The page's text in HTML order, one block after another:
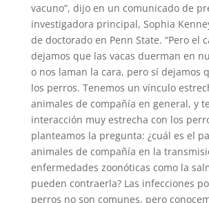
vacuno”, dijo en un comunicado de
investigadora principal, Sophia
de doctorado en Penn State. “Pero el
dejamos que las vacas duerman en
o nos laman la cara, pero sí dejamos
los perros. Tenemos un vínculo
animales de compañía en general, y
interacción muy estrecha con los
planteamos la pregunta: ¿cuál es el
animales de compañía en la
enfermedades zoonóticas como la
pueden contraerla? Las infecciones
perros no son comunes, pero